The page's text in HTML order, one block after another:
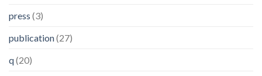
press (3)
publication(27)
q(20)